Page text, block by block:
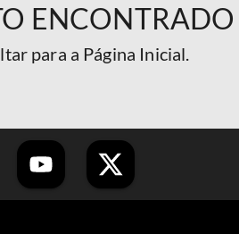
ENCONTRADO
para a Página Inicial.